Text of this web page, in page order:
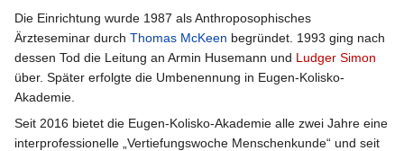
Die Einrichtung wurde 1987 als Anthroposophisches
Ärzteseminar durch Thomas McKeen begründet. 1993 ging nach
dessen Tod die Leitung an Armin Husemann und Ludger Simon
über. Später erfolgte die Umbenennung in Eugen-Kolisko-
Akademie.
Seit 2016 bietet die Eugen-Kolisko-Akademie alle zwei Jahre eine
interprofessionelle „Vertiefungswoche Menschenkunde“ und seit